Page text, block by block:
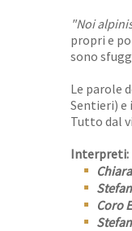
"Noi
propri e
sono
Le parole
Sentieri) e
Tutto dal
Interpreti:
Coro